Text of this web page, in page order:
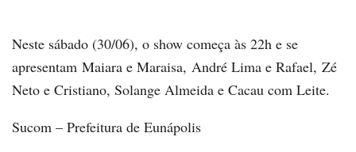
Neste sábado (30/06), o show começa às 22h e se
apresentam Maiara e Maraisa, André Lima e Rafael, Zé
Neto e Cristiano, Solange Almeida e Cacau com Leite.
Sucom – Prefeitura de Eunápolis